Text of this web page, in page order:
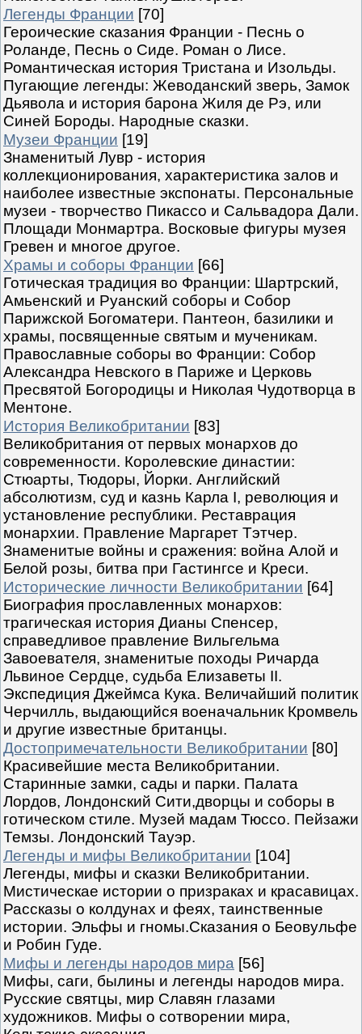
Легенды Франции [70]
Героические сказания Франции - Песнь о
Роланде, Песнь о Сиде. Роман о Лисе.
Романтическая история Тристана и Изольды.
Пугающие легенды: Жеводанский зверь, Замок
Дьявола и история барона Жиля де Рэ, или
Синей Бороды. Народные сказки.
Музеи Франции [19]
Знаменитый Лувр - история
коллекционирования, характеристика залов и
наиболее известные экспонаты. Персональные
музеи - творчество Пикассо и Сальвадора Дали.
Площади Монмартра. Восковые фигуры музея
Гревен и многое другое.
Храмы и соборы Франции [66]
Готическая традиция во Франции: Шартрский,
Амьенский и Руанский соборы и Собор
Парижской Богоматери. Пантеон, базилики и
храмы, посвященные святым и мученикам.
Православные соборы во Франции: Собор
Александра Невского в Париже и Церковь
Пресвятой Богородицы и Николая Чудотворца в
Ментоне.
История Великобритании [83]
Великобритания от первых монархов до
современности. Королевские династии:
Стюарты, Тюдоры, Йорки. Английский
абсолютизм, суд и казнь Карла I, революция и
установление республики. Реставрация
монархии. Правление Маргарет Тэтчер.
Знаменитые войны и сражения: война Алой и
Белой розы, битва при Гастингсе и Креси.
Исторические личности Великобритании [64]
Биография прославленных монархов:
трагическая история Дианы Спенсер,
справедливое правление Вильгельма
Завоевателя, знаменитые походы Ричарда
Львиное Сердце, судьба Елизаветы II.
Экспедиция Джеймса Кука. Величайший политик
Черчилль, выдающийся военачальник Кромвель
и другие известные британцы.
Достопримечательности Великобритании [80]
Красивейшие места Великобритании.
Старинные замки, сады и парки. Палата
Лордов, Лондонский Сити,дворцы и соборы в
готическом стиле. Музей мадам Тюссо. Пейзажи
Темзы. Лондонский Тауэр.
Легенды и мифы Великобритании [104]
Легенды, мифы и сказки Великобритании.
Мистическае истории о призраках и красавицах.
Рассказы о колдунах и феях, таинственные
истории. Эльфы и гномы.Сказания о Беовульфе
и Робин Гуде.
Мифы и легенды народов мира [56]
Мифы, саги, былины и легенды народов мира.
Русские святцы, мир Славян глазами
художников. Мифы о сотворении мира,